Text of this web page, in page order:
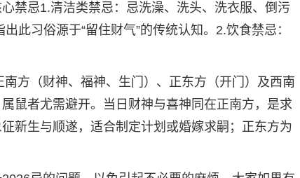
禁忌1.清洁类禁忌：忌洗澡、洗头、洗衣服、倒污
此习俗源于“留住财气”的传统认知。2.饮食禁忌：
方（财神、福神、生门）、正东方（开门）及西南
鼠者尤需避开。当日财神与喜神同在正南方，是求
新生与顺遂，适合制定计划或婚嫁求嗣；正东方为